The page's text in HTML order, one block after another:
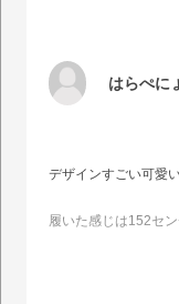
はらぺに
デザインすごい可愛
履いた感じは152セ
ズリ落ちては来ませ